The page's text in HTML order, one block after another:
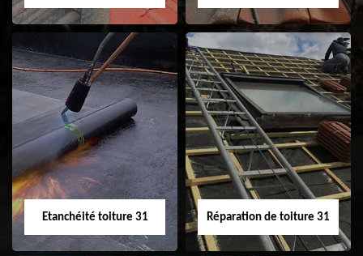
Peinture sur tuile
31
Nettoyage
demoussage de
toiture 31
Etanchéité toiture 31 Réparation de toiture 31